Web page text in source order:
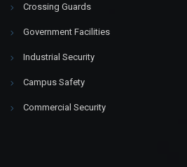
Crossing Guards
Government Facilities
Industrial Security
Campus Safety
Commercial Security